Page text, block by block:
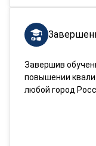
Завершив
повышении
любой город